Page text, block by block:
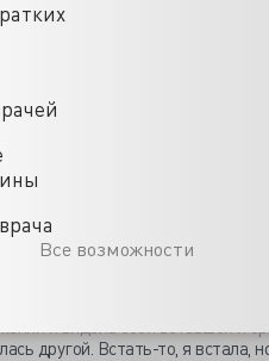
Все возможности
делались с фурацилином,
в закрытии раны не было, и
под швом, закрывается плохо
отсутствовал всякий
на 20 килограмм! И чтобы
Процедурная сестра
и стали труднодоступны. Но
переливаний крови. Все
боль. Старания персонала
очень и очень медленно, но
чтобы легко снимать во
2 – 2,5 месяцев настолько
реальными. Чем сильнее были
Ура! Мне разрешено встать!
я видела себя вставшей и
другой. Встать-то, я встала,